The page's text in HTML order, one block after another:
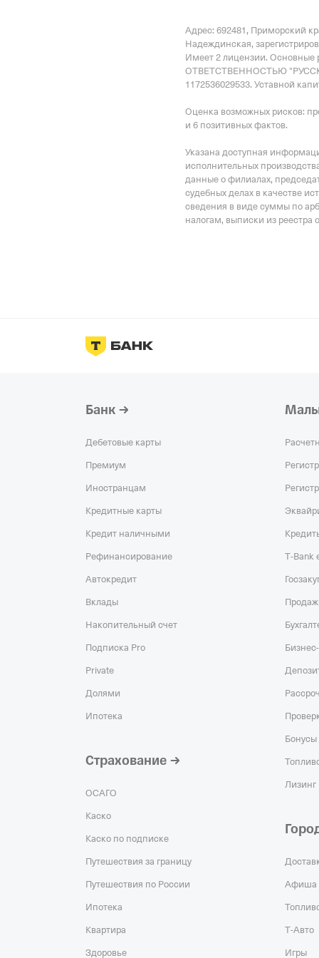
Адрес: 692481, Приморский
Надеждинская,
Имеет 2 лицензии.
ОТВЕТСТВЕННОСТЬЮ
1172536029533. Уставной
Оценка возможных рисков:
и 6 позитивных фактов.
Указана доступная
исполнительных
данные о филиалах,
судебных делах в качестве
сведения в виде суммы по
налогам, выписки из реестра
Банк
Дебетовые карты
Премиум
Иностранцам
Кредитные карты
Кредит наличными
Рефинансирование
Автокредит
Вклады
Накопительный счет
Подписка Pro
Private
Долями
Ипотека
Страхование
ОСАГО
Каско
Каско по подписке
Путешествия за границу
Путешествия по России
Ипотека
Квартира
Здоровье
T‑Bank
Бонусы
Лизинг
Афиша
Т‑Авто
Игры